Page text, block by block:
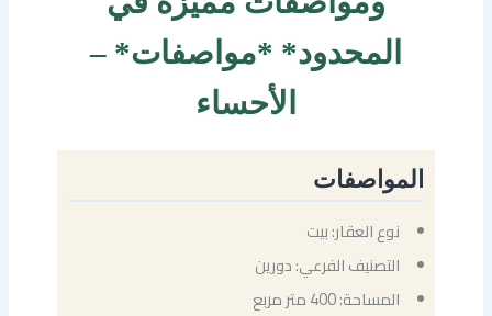
المحدود* *مواصفات* –
الأحساء
المواصفات
نوع العقار: بيت
التصنيف الفرعي: دورين
المساحة: 400 متر مربع